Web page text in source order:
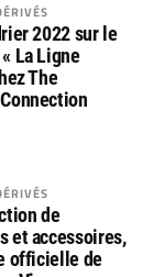
2022 sur le
La Ligne
The
de
et accessoires,
officielle de